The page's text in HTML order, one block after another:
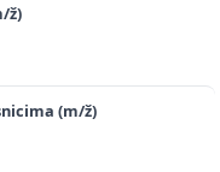
ž)
(m/ž)